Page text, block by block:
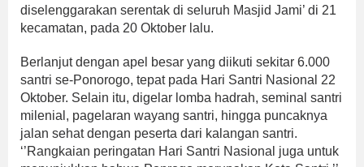
diselenggarakan serentak di seluruh Masjid Jami’ di 21
kecamatan, pada 20 Oktober lalu.
Berlanjut dengan apel besar yang diikuti sekitar 6.000
santri se-Ponorogo, tepat pada Hari Santri Nasional 22
Oktober. Selain itu, digelar lomba hadrah, seminal santri
milenial, pagelaran wayang santri, hingga puncaknya
jalan sehat dengan peserta dari kalangan santri.
‘’Rangkaian peringatan Hari Santri Nasional juga untuk